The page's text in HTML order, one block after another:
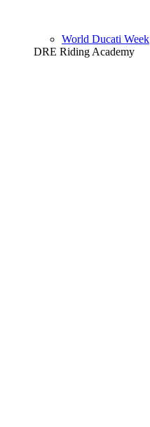
World Ducati Week
DRE Riding Academy